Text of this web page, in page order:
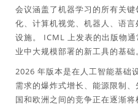
会议涵盖了机器学习的所有关
化、计算机视觉、机器人、语
设施。 ICML 上发表的出版物
业中大规模部署的新工具的基础
2026 年版本是在人工智能基础
需求的爆炸式增长、能源限制
国和欧洲之间的竞争正在逐渐